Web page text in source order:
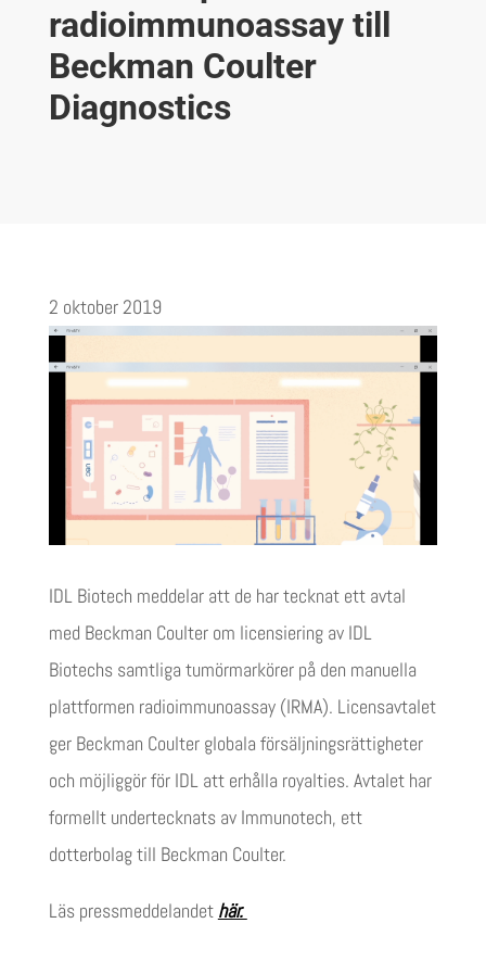
radioimmunoassay till
Beckman Coulter
Diagnostics
2 oktober 2019
IDL Biotech meddelar att de har tecknat ett avtal
med Beckman Coulter om licensiering av IDL
Biotechs samtliga tumörmarkörer på den manuella
plattformen radioimmunoassay (IRMA). Licensavtalet
ger Beckman Coulter globala försäljningsrättigheter
och möjliggör för IDL att erhålla royalties. Avtalet har
formellt undertecknats av Immunotech, ett
dotterbolag till Beckman Coulter.
Läs pressmeddelandet här.